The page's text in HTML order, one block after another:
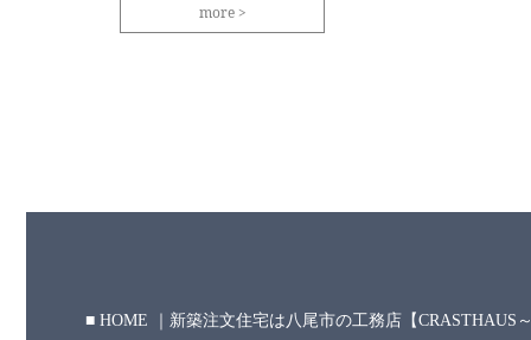
more
HOME ｜新築注文住宅は八尾市の工務店【CRASTHAUS